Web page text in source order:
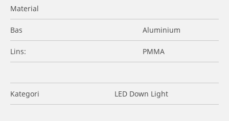
Material
Bas Aluminium
Lins: PMMA
Kategori LED Down Light